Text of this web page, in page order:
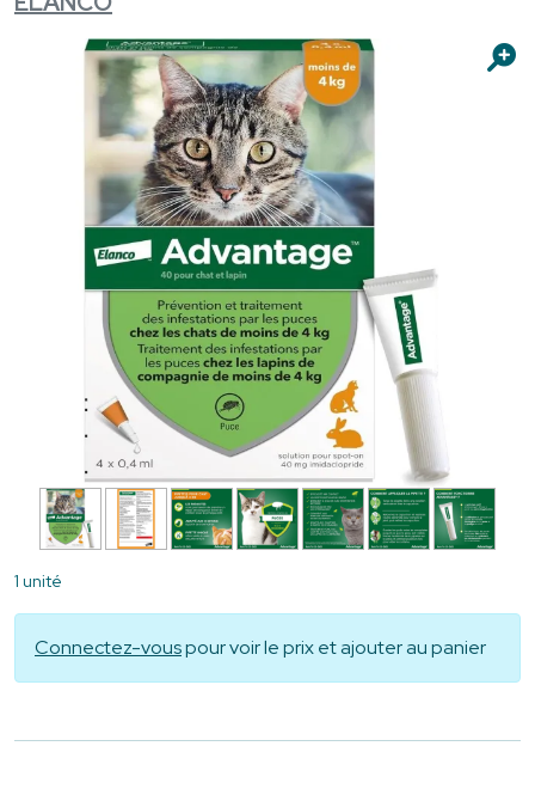
1 unité
Connectez-vouspour voir le prix et ajouter au panier